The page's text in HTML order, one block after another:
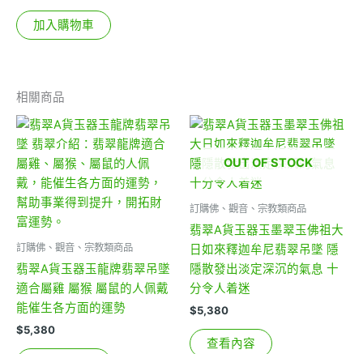
加入購物車
相關商品
訂購佛、觀音、宗教類商品
翡翠A貨玉器玉龍牌翡翠吊墜
適合屬雞 屬猴 屬鼠的人佩戴
能催生各方面的運勢
$5,380
OUT OF STOCK
訂購佛、觀音、宗教類商品
翡翠A貨玉器玉墨翠玉佛祖大
日如來釋迦牟尼翡翠吊墜 隱
隱散發出淡定深沉的氣息 十
分令人着迷
$5,380
查看內容